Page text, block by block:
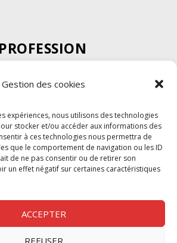
Gestion des cookies
expériences, nous utilisons des technologies
stocker et/ou accéder aux informations des
à ces technologies nous permettra de
que le comportement de navigation ou les ID
de ne pas consentir ou de retirer son
un effet négatif sur certaines caractéristiques
ACCEPTER
REFUSER
Spectacle
visuel